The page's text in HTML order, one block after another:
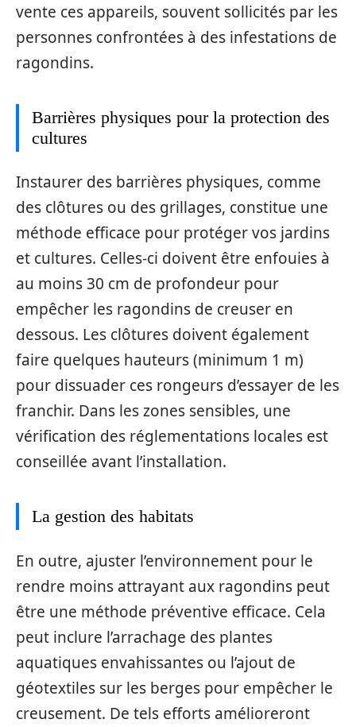
vente ces appareils, souvent sollicités par les
personnes confrontées à des infestations de
ragondins.
Barrières physiques pour la protection des
cultures
Instaurer des barrières physiques, comme
des clôtures ou des grillages, constitue une
méthode efficace pour protéger vos jardins
et cultures. Celles-ci doivent être enfouies à
au moins 30 cm de profondeur pour
empêcher les ragondins de creuser en
dessous. Les clôtures doivent également
faire quelques hauteurs (minimum 1 m)
pour dissuader ces rongeurs d’essayer de les
franchir. Dans les zones sensibles, une
vérification des réglementations locales est
conseillée avant l’installation.
La gestion des habitats
En outre, ajuster l’environnement pour le
rendre moins attrayant aux ragondins peut
être une méthode préventive efficace. Cela
peut inclure l’arrachage des plantes
aquatiques envahissantes ou l’ajout de
géotextiles sur les berges pour empêcher le
creusement. De tels efforts amélioreront